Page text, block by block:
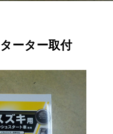
ーター取付